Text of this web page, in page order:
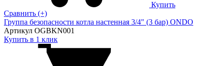
Купить
Сравнить (+)
Группа безопасности котла настенная 3/4" (3 бар) ONDO
Артикул OGBKN001
Купить в 1 клик